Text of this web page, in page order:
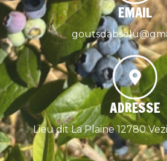
EMAIL
ADRESSE
Lieu dit La Plaine 12780